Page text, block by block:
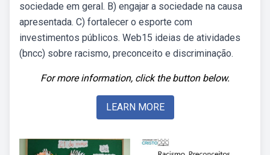
sociedade em geral. B) engajar a sociedade na causa
apresentada. C) fortalecer o esporte com
investimentos públicos. Web15 ideias de atividades
(bncc) sobre racismo, preconceito e discriminação.
For more information, click the button below.
LEARN MORE